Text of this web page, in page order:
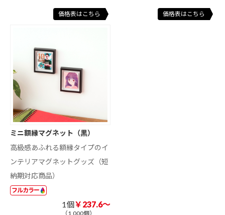
価格表はこちら 価格表はこちら
ミニ額縁マグネット（黒）
高級感あふれる額縁タイプのイ
ンテリアマグネットグッズ（短
納期対応商品）
フルカラー
1個￥237.6～
（1,000個）